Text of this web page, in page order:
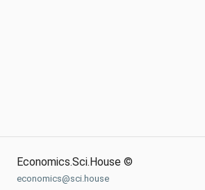
Economics.Sci.House ©
economics@sci.house